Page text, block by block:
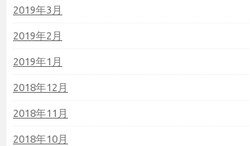
2019年3月
2019年2月
2019年1月
2018年12月
2018年11月
2018年10月